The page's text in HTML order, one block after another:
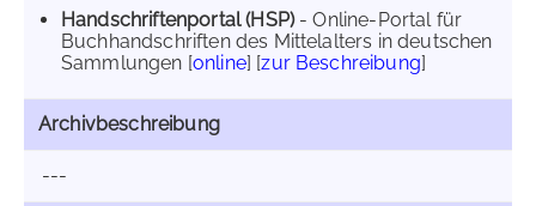
Handschriftenportal (HSP)- Online-Portal für
Buchhandschriften des Mittelalters in deutschen
Sammlungen [online] [zur Beschreibung]
Archivbeschreibung
---